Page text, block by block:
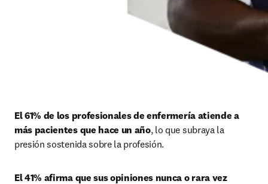
El 61% de los profesionales de enfermería atiende a
más pacientes que hace un año, lo que subraya la
presión sostenida sobre la profesión.
El 41% afirma que sus opiniones nunca o rara vez